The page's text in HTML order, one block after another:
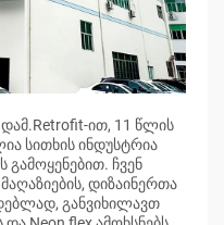
ით, 11 წლის
სითხის ინდუსტრია
გამოყენებით. ჩვენ
დიზაინერთა
განვიხილავთ